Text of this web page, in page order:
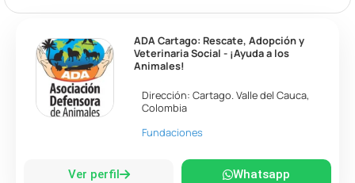
ADA Cartago: Rescate, Adopción y
Veterinaria Social - ¡Ayuda a los
Animales!
Dirección:Cartago.Valle del Cauca,
Colombia
Fundaciones
Ver perfil Whatsapp